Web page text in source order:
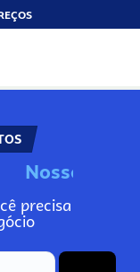
Nosso
precisa